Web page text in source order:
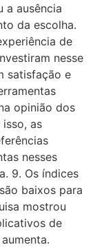
a ausência
da escolha.
de
nesse
satisfação e
opinião dos
as
nesses
9. Os índices
baixos para
mostrou
de